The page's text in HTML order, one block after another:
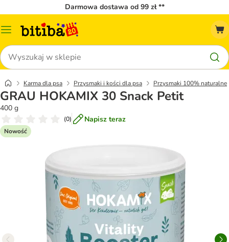
Darmowa dostawa od 99 zł **
Menu
Szukaj
Karma dla psa Przysmaki i kości dla psa Przysmaki 100% naturalne
GRAU HOKAMIX 30 Snack Petit
400 g
(0) Napisz teraz
Nowość